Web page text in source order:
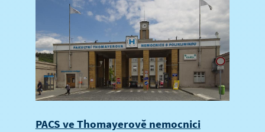
PACS ve Thomayerově nemocnici